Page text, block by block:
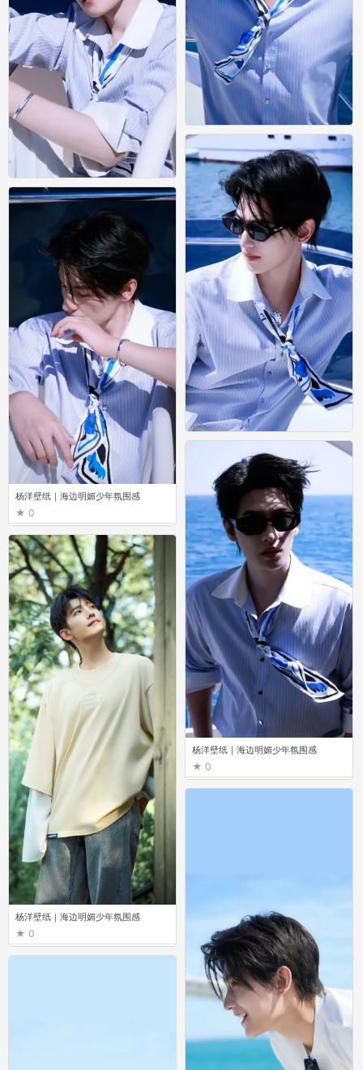
杨洋壁纸｜海边明媚少年氛围感
0
杨洋壁纸｜海边明媚少年氛围感
0
杨洋壁纸｜海边明媚少年氛围感
0
杨洋壁纸｜海边明媚少年氛围感
0
杨洋壁纸｜海边明媚少年氛围感
0
杨洋壁纸｜海边明媚少年氛围感